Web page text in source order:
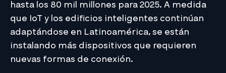
hasta los 80 mil millones para 2025. A medida
que IoT y los edificios inteligentes continúan
adaptándose en Latinoamérica, se están
instalando más dispositivos que requieren
nuevas formas de conexión.